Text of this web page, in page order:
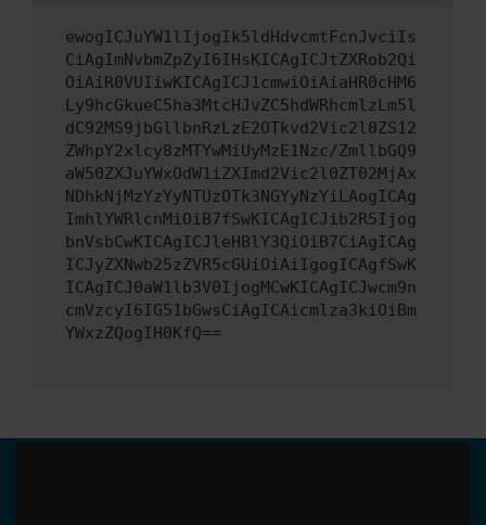
ewogICJuYW1lIjogIk5ldHdvcmtFcnJvciIs
CiAgImNvbmZpZyI6IHsKICAgICJtZXRob2Qi
OiAiR0VUIiwKICAgICJ1cmwiOiAiaHR0cHM6
Ly9hcGkueC5ha3MtcHJvZC5hdWRhcmlzLm5l
dC92MS9jbGllbnRzLzE2OTkvd2Vic2l0ZS12
ZWhpY2xlcy8zMTYwMiUyMzE1Nzc/ZmllbGQ9
aW50ZXJuYWxOdW1iZXImd2Vic2l0ZT02MjAx
NDhkNjMzYzYyNTUzOTk3NGYyNzYiLAogICAg
ImhlYWRlcnMiOiB7fSwKICAgICJib2R5Ijog
bnVsbCwKICAgICJleHBlY3QiOiB7CiAgICAg
ICJyZXNwb25zZVR5cGUiOiAiIgogICAgfSwK
ICAgICJ0aW1lb3V0IjogMCwKICAgICJwcm9n
cmVzcyI6IG51bGwsCiAgICAicmlza3kiOiBm
YWxzZQogIH0KfQ==